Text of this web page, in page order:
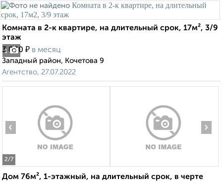
1
Комната в 2-к квартире, на длительный срок, 17м², 3/9
этаж
3 000 ₽ в месяц
Западный район, Кочетова 9
Агентство, 27.07.2022
2/7
‹ ›
Дом 76м², 1-этажный, на длительный срок, в черте